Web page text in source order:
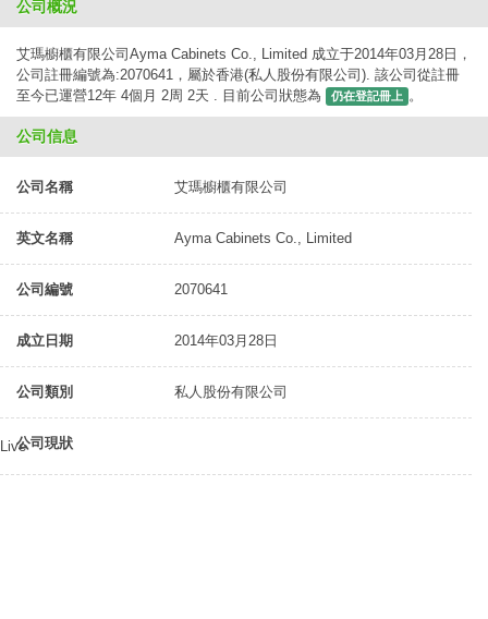
公司概況
艾瑪櫥櫃有限公司Ayma Cabinets Co., Limited 成立于2014年03月28日，
公司註冊編號為:2070641，屬於香港(私人股份有限公司). 該公司從註冊
至今已運營12年 4個月 2周 2天 . 目前公司狀態為
仍在登記冊上 。
公司信息
公司名稱 艾瑪櫥櫃有限公司
英文名稱 Ayma Cabinets Co., Limited
公司編號 2070641
成立日期 2014年03月28日
公司類別 私人股份有限公司
公司現狀
Live